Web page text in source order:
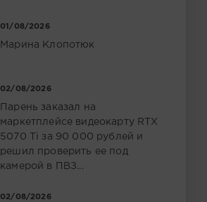
01/08/2026
Марина Клопотюк
02/08/2026
Парень заказал на
маркетплейсе видеокарту RTX
5070 Ti за 90 000 рублей и
решил проверить ее под
камерой в ПВЗ...
02/08/2026